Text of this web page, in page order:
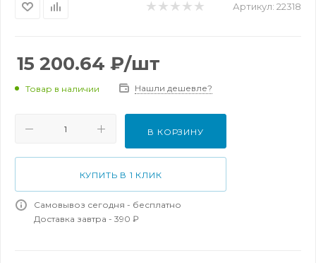
Артикул: 22318
15 200.64 ₽/шт
Товар в наличии Нашли дешевле?
В КОРЗИНУ
КУПИТЬ В 1 КЛИК
Самовывоз сегодня - бесплатно
Доставка завтра - 390 ₽